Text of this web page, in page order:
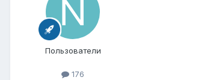
Пользователи
176